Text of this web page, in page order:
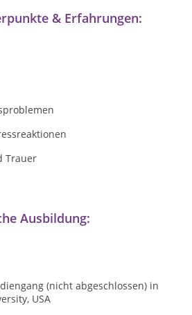
& Erfahrungen:
Trauer
Ausbildung:
(nicht abgeschlossen) in
USA